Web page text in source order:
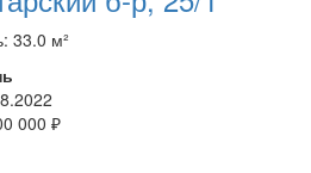
33.0 м²
000 ₽